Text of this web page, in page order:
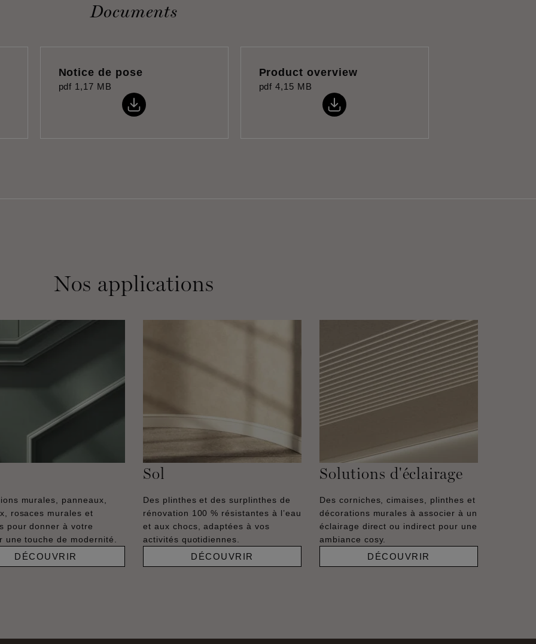
Documents
Notice de pose
pdf 1,17 MB
Product overview
pdf 4,15 MB
Nos applications
murales, panneaux,
rosaces murales et
pour donner à votre
une touche de modernité.
DÉCOUVRIR
Sol
Des plinthes et des surplinthes de
rénovation 100 % résistantes à l’eau
et aux chocs, adaptées à vos
activités quotidiennes.
DÉCOUVRIR
Solutions d'éclairage
Des corniches, cimaises, plinthes et
décorations murales à associer à un
éclairage direct ou indirect pour une
ambiance cosy.
DÉCOUVRIR